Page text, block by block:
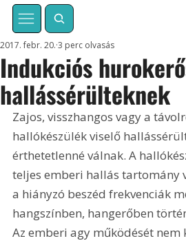
Indukciós
hallássérülteknek
2017. febr. 20. 3 perc olvasás
Zajos, visszhangos vagy a
hallókészülék viselő
érthetetlenné válnak. A
teljes emberi hallás tartomány
a hiányzó beszéd frekvenciák
hangszínben, hangerőben
Az emberi agy működését nem